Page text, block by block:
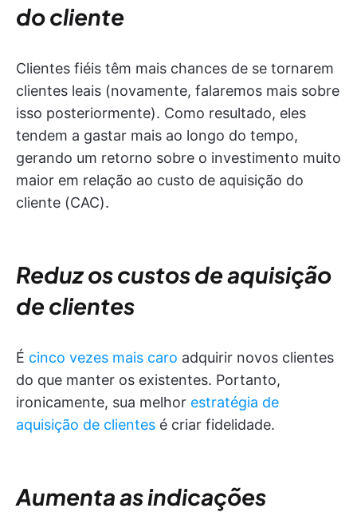
do cliente
Clientes fiéis têm mais chances de se tornarem
clientes leais (novamente, falaremos mais sobre
isso posteriormente). Como resultado, eles
tendem a gastar mais ao longo do tempo,
gerando um retorno sobre o investimento muito
maior em relação ao custo de aquisição do
cliente (CAC).
Reduz os custos de aquisição
de clientes
É cinco vezes mais caro adquirir novos clientes
do que manter os existentes. Portanto,
ironicamente, sua melhor estratégia de
aquisição de clientes é criar fidelidade.
Aumenta as indicações